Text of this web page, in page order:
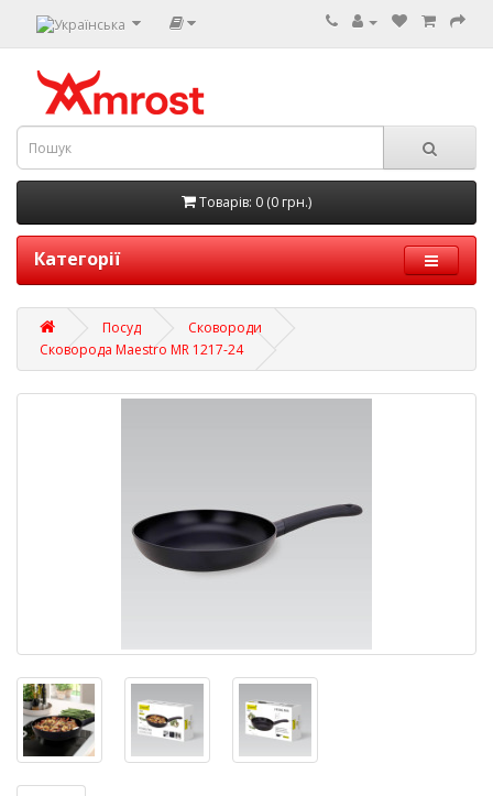
Товарів: 0 (0 грн.)
Категорії
Посуд
Сковороди
Сковорода Maestro MR 1217-24